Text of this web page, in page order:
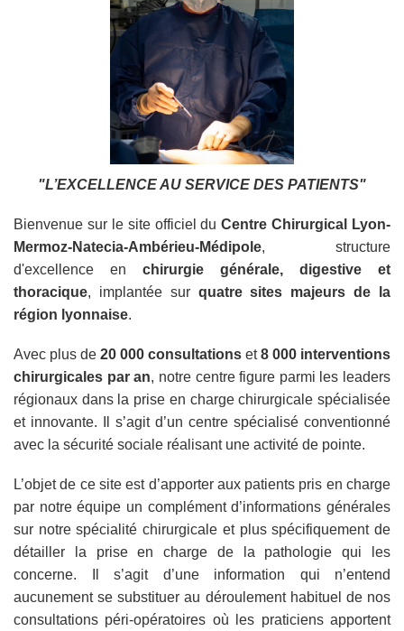
"L’EXCELLENCE AU SERVICE DES PATIENTS"
Bienvenue sur le site officiel duCentre Chirurgical Lyon-
Mermoz-Natecia-Ambérieu-Médipole, structure
d'excellence en chirurgie générale, digestive et
thoracique, implantée sur quatre sites majeurs de la
région lyonnaise.
Avec plus de 20 000 consultations et8 000 interventions
chirurgicales par an, notre centre figure parmi les leaders
régionaux dans la prise en charge chirurgicale spécialisée
et innovante. Il s’agit d’un centre spécialisé conventionné
avec la sécurité sociale réalisant une activité de pointe.
L’objet de ce site est d’apporter aux patients pris en charge
par notre équipe un complément d’informations générales
sur notre spécialité chirurgicale et plus spécifiquement de
détailler la prise en charge de la pathologie qui les
concerne. Il s’agit d’une information qui n’entend
aucunement se substituer au déroulement habituel de nos
consultations péri-opératoires où les praticiens apportent